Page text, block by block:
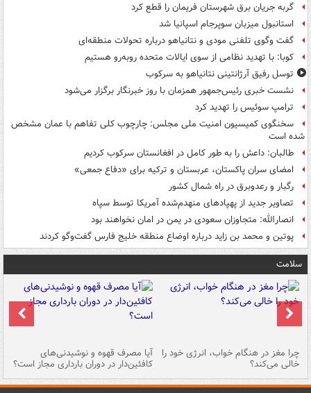
گربه جریان برق شهرستان فریمان را قطع کرد
استانبول میزبان سوپرجام اسپانیا شد
گفت وگوی تلفنی مودی و نتانیاهو درباره تحولات منطقه‌ای
کوبا: با تهدید نظامی از سوی ایالات متحده روبه‌رو هستیم
توسل رفیق آرژانتینی نتانیاهو به سرکوب
نشست خبری رئیس‌جمهور همزمان با روز خبرنگار برگزار می‌شود
ترامپ سوئیس را تهدید کرد
سخنگوی کمیسیون امنیت ملی مجلس: چارچوب کلی تفاهم با عمان مشخص
شده است
طالبان: داعش را به طور کامل در افغانستان سرکوب کردیم
امضای سران پاکستان، عربستان و ترکیه برای «دفاع جمعی»
رگبار و رعدوبرق در راه شمال کشور
تصاویر جدید از پهپادهای منهدم‌شده آمریکا توسط سپاه
انصارالله: متجاوزان سعودی در یمن در امان نخواهند بود
پوتین و محمد بن زاید درباره اوضاع منطقه خلیج فارس گفت‌وگو کردند
سلامت
چرا مغز در هنگام خواب، انرژی خود را
خالی می‌کند؟
آیا مصرف قهوه و نوشیدنی‌های
کافئین‌دار در دوران بارداری مجاز است؟